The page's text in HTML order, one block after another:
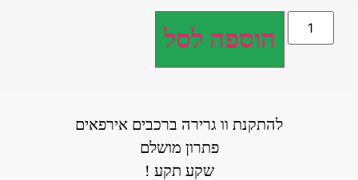
הוספה לסל
להתקנת וו גרירה ברכבים אירפאים
פתרון מושלם
שקע תקע !